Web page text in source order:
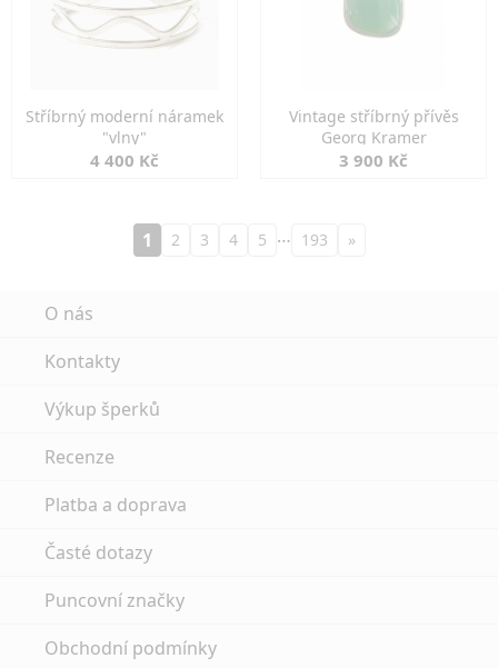
Stříbrný moderní náramek
"vlny"
4 400 Kč
Vintage stříbrný přívěs
Georg Kramer
3 900 Kč
1 2 3 4 5 … 193 »
O nás
Kontakty
Výkup šperků
Recenze
Platba a doprava
Časté dotazy
Puncovní značky
Obchodní podmínky